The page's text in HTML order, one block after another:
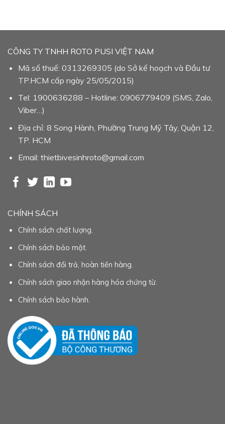
CÔNG TY TNHH ROTO PUSI VIỆT NAM
Mã số thuế: 0313269305 (do Sở kế hoạch và Đầu tư
TP.HCM cấp ngày 25/05/2015)
Tel: 1900636288 – Hotline: 0906779409 (SMS, Zalo,
Viber…)
Địa chỉ: 8 Song Hành, Phường Trung Mỹ Tây, Quận 12,
TP. HCM
Email: thietbivesinhroto@gmail.com
CHÍNH SÁCH
Chính sách chất lượng.
Chính sách bảo mật.
Chính sách đổi trả, hoàn tiền hàng.
Chính sách giao nhận hàng hóa chứng từ.
Chính sách bảo hành.